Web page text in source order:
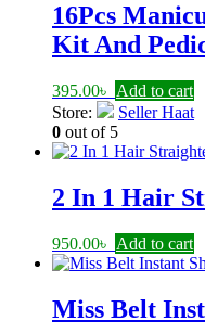
1,750.00৳ .
16Pcs
Kit And
395.00৳ Add to cart
Store:
Seller Haat
0 out of 5
2 In 1 Hair
950.00৳ Add to cart
Miss Belt